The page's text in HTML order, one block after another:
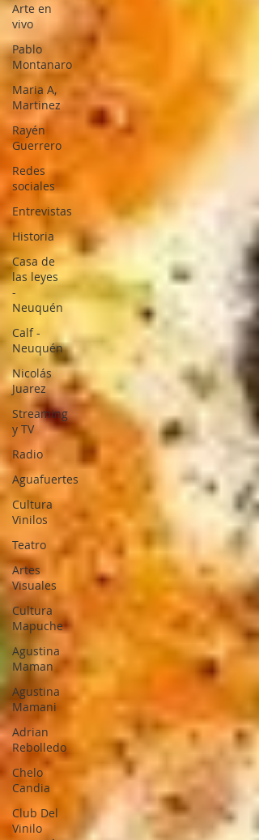
Arte en
vivo
Pablo
Montanaro
Maria A,
Martinez
Rayén
Guerrero
Redes
sociales
Entrevistas
Historia
Casa de
las leyes
-
Neuquén
Calf -
Neuquén
Nicolás
Juarez
Streaming
y TV
Radio
Aguafuertes
Cultura
Vinilos
Teatro
Artes
Visuales
Cultura
Mapuche
Agustina
Maman
Agustina
Mamani
Adrian
Rebolledo
Chelo
Candia
Club Del
Vinilo